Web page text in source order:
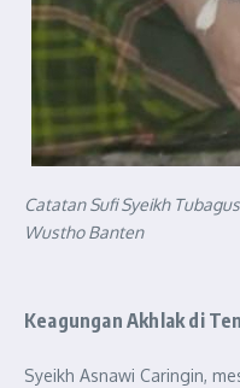
Catatan Sufi Syeikh
Wustho Banten
Keagungan Akhlak di
Syeikh Asnawi Caringin,